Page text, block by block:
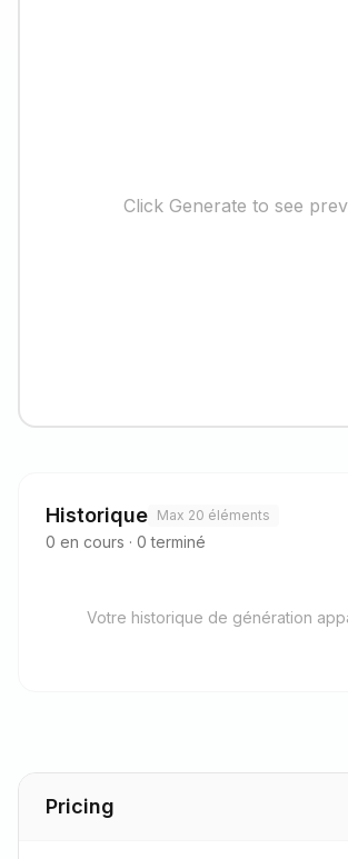
Click Generate to see
Historique Max 20 éléments
0 en cours · 0 terminé
Votre historique de génération
Pricing